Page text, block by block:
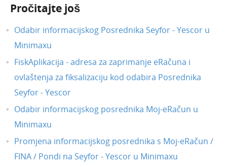
Pročitajte još
Odabir informacijskog Posrednika Seyfor - Yescor u
Minimaxu
FiskAplikacija - adresa za zaprimanje eRačuna i
ovlaštenja za fiksalizaciju kod odabira Posrednika
Seyfor - Yescor
Odabir informacijskog posrednika Moj-eRačun u
Minimaxu
Promjena informacijskog posrednika s Moj-eRačun /
FINA / Pondi na Seyfor - Yescor u Minimaxu